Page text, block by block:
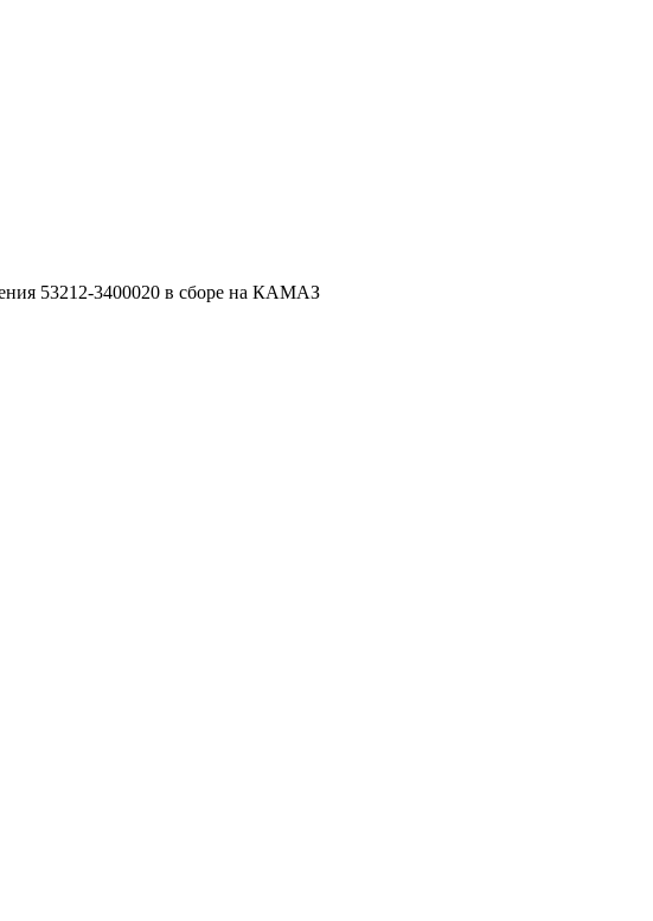
53212-3400020 в сборе на КАМАЗ